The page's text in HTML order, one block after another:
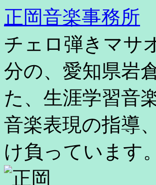
コ
テ
ン
ツ
へ
ス
キ
ッ
プ
正岡音楽事務所
チェロ弾きマサ
分の、愛知県岩
た、生涯学習音
音楽表現の指導
け負っています。